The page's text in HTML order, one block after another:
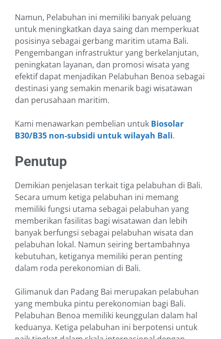
Namun, Pelabuhan ini memiliki banyak peluang
untuk meningkatkan daya saing dan memperkuat
posisinya sebagai gerbang maritim utama Bali.
Pengembangan infrastruktur yang berkelanjutan,
peningkatan layanan, dan promosi wisata yang
efektif dapat menjadikan Pelabuhan Benoa sebagai
destinasi yang semakin menarik bagi wisatawan
dan perusahaan maritim.
Kami menawarkan pembelian untuk Biosolar
B30/B35 non-subsidi untuk wilayah Bali.
Penutup
Demikian penjelasan terkait tiga pelabuhan di Bali.
Secara umum ketiga pelabuhan ini memang
memiliki fungsi utama sebagai pelabuhan yang
memberikan fasilitas bagi wisatawan dan lebih
banyak berfungsi sebagai pelabuhan wisata dan
pelabuhan lokal. Namun seiring bertambahnya
kebutuhan, ketiganya memiliki peran penting
dalam roda perekonomian di Bali.
Gilimanuk dan Padang Bai merupakan pelabuhan
yang membuka pintu perekonomian bagi Bali.
Pelabuhan Benoa memiliki keunggulan dalam hal
keduanya. Ketiga pelabuhan ini berpotensi untuk